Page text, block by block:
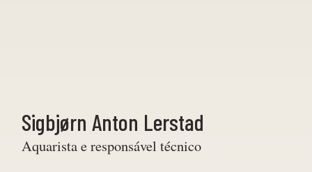
Sigbjørn Anton Lerstad
Aquarista e responsável técnico